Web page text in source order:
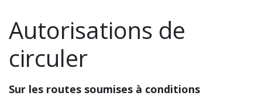
Autorisations de
circuler
Sur les routes soumises à conditions